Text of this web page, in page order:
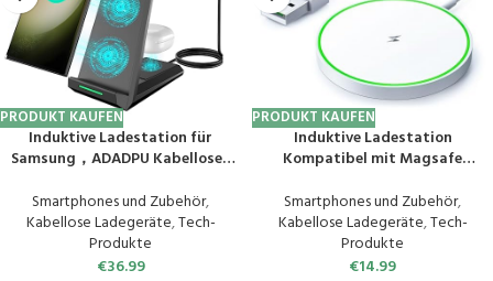
PRODUKT KAUFEN
Induktive Ladestation für
Samsung，ADADPU Kabelloses
Galaxy Watch 6/5/5
Pro/4/3/Active 2，Wireless
Charger für Samsung S24 S23 S22
Ultra S21 Note 20 Galaxy Buds
Smartphones und Zubehör,
Kabellose Ladegeräte,Tech-
Produkte
€36.99
PRODUKT KAUFEN
Induktive Ladestation
Kompatibel mit Magsafe
Wireless Charger Pad Kompatibel
mit Apple Ladestation, Schnelles
Kabelloses Handy Ladestation
Kompatibel mit iPhone und
Smartphones und Zubehör,
Kabellose Ladegeräte,Tech-
Produkte
€14.99